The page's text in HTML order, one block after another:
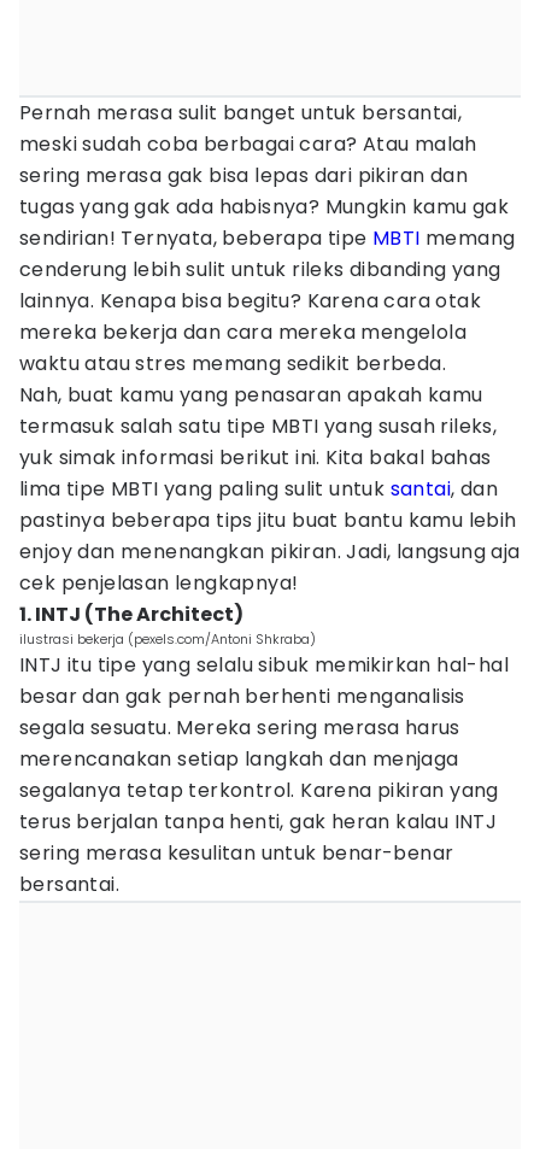
Pernah merasa sulit banget untuk bersantai,
meski sudah coba berbagai cara? Atau malah
sering merasa gak bisa lepas dari pikiran dan
tugas yang gak ada habisnya? Mungkin kamu gak
sendirian! Ternyata, beberapa tipe MBTI memang
cenderung lebih sulit untuk rileks dibanding yang
lainnya. Kenapa bisa begitu? Karena cara otak
mereka bekerja dan cara mereka mengelola
waktu atau stres memang sedikit berbeda.
Nah, buat kamu yang penasaran apakah kamu
termasuk salah satu tipe MBTI yang susah rileks,
yuk simak informasi berikut ini. Kita bakal bahas
lima tipe MBTI yang paling sulit untuk santai, dan
pastinya beberapa tips jitu buat bantu kamu lebih
enjoy dan menenangkan pikiran. Jadi, langsung aja
cek penjelasan lengkapnya!
1. INTJ (The Architect)
ilustrasi bekerja (pexels.com/Antoni Shkraba)
INTJ itu tipe yang selalu sibuk memikirkan hal-hal
besar dan gak pernah berhenti menganalisis
segala sesuatu. Mereka sering merasa harus
merencanakan setiap langkah dan menjaga
segalanya tetap terkontrol. Karena pikiran yang
terus berjalan tanpa henti, gak heran kalau INTJ
sering merasa kesulitan untuk benar-benar
bersantai.